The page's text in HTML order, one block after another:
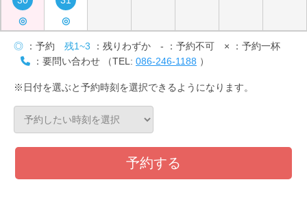
◎
◎
◎ ：予約 残1~3 ：残りわずか - ：予約不可 × ：予約一杯
：要問い合わせ （TEL: 086-246-1188 ）
※日付を選ぶと予約時刻を選択できるようになります。
予約する